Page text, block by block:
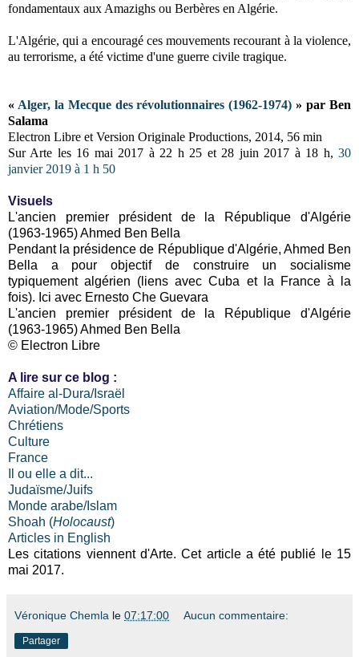
fondamentaux aux Amazighs ou Berbères en Algérie.
L'Algérie, qui a encouragé ces mouvements recourant à la violence,
au terrorisme, a été victime d'une guerre civile tragique.
« Alger, la Mecque des révolutionnaires (1962-1974) » par Ben
Salama
Electron Libre et Version Originale Productions, 2014, 56 min
Sur Arte les 16 mai 2017 à 22 h 25 et 28 juin 2017 à 18 h, 30
janvier 2019 à 1 h 50
Visuels
L'ancien premier président de la République d'Algérie
(1963-1965) Ahmed Ben Bella
Pendant la présidence de République d'Algérie, Ahmed Ben
Bella a pour objectif de construire un socialisme
typiquement algérien (liens avec Cuba et la France à la
fois). Ici avec Ernesto Che Guevara
L'ancien premier président de la République d'Algérie
(1963-1965) Ahmed Ben Bella
© Electron Libre
A lire sur ce blog :
Affaire al-Dura/Israël
Aviation/Mode/Sports
Chrétiens
Culture
France
Il ou elle a dit...
Judaïsme/Juifs
Monde arabe/Islam
Shoah (Holocaust)
Articles in English
Les citations viennent d'Arte. Cet article a été publié le 15
mai 2017.
Véronique Chemla le 07:17:00 Aucun commentaire:
Partager